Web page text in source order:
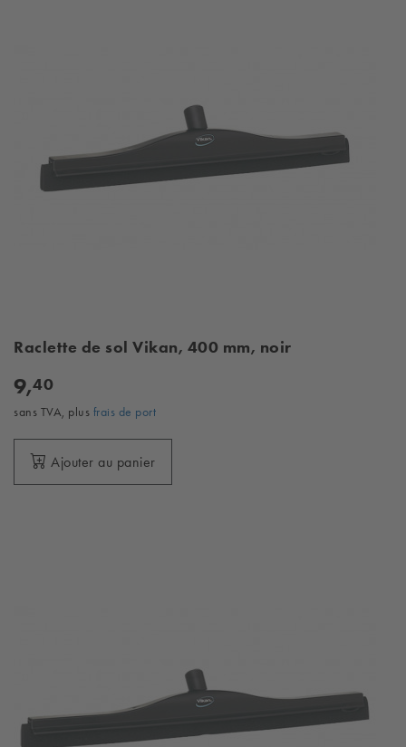
Raclette de sol Vikan, 400 mm, noir
9,40
sans TVA, plus frais de port
Ajouter au panier